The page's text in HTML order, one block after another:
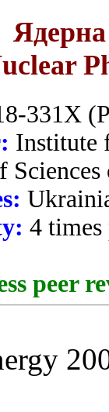
Ядерна
331X
Institute
4 times
peer